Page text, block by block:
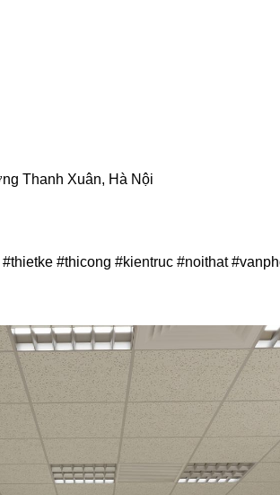
Thanh Xuân, Hà Nội
#thicong #kientruc #noithat